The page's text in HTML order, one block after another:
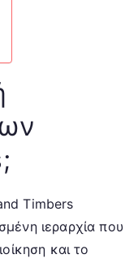
Timbers
ιεραρχία που
και το